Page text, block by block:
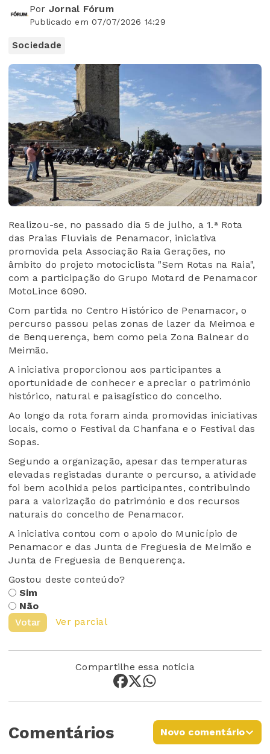
Por Jornal Fórum
Publicado em 07/07/2026 14:29
Sociedade
Realizou-se, no passado dia 5 de julho, a 1.ª Rota
das Praias Fluviais de Penamacor, iniciativa
promovida pela Associação Raia Gerações, no
âmbito do projeto motociclista "Sem Rotas na Raia",
com a participação do Grupo Motard de Penamacor
MotoLince 6090.
Com partida no Centro Histórico de Penamacor, o
percurso passou pelas zonas de lazer da Meimoa e
de Benquerença, bem como pela Zona Balnear do
Meimão.
A iniciativa proporcionou aos participantes a
oportunidade de conhecer e apreciar o património
histórico, natural e paisagístico do concelho.
Ao longo da rota foram ainda promovidas iniciativas
locais, como o Festival da Chanfana e o Festival das
Sopas.
Segundo a organização, apesar das temperaturas
elevadas registadas durante o percurso, a atividade
foi bem acolhida pelos participantes, contribuindo
para a valorização do património e dos recursos
naturais do concelho de Penamacor.
A iniciativa contou com o apoio do Município de
Penamacor e das Junta de Freguesia de Meimão e
Junta de Freguesia de Benquerença.
Gostou deste conteúdo?
Sim
Não
Votar
Ver parcial
Compartilhe essa notícia
Comentários Novo comentário